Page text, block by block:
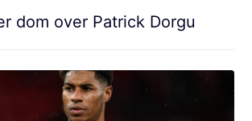
dom over Patrick Dorgu